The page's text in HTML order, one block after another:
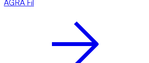
AGRA Fil